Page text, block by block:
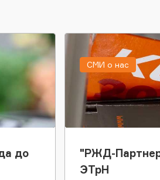
до
"РЖД-
ЭТрН
СМИ о нас